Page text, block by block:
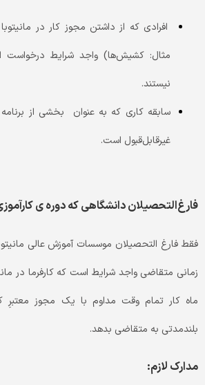
افرادی که از داشتن مجوز کار در
مثال: کشیش‌ها) واجد شرایط درخواست
نیستند.
سابقه کاری که به عنوان بخشی از
غیرقابل‌قبول است.
فارغ‌التحصیلان دانشگاهی که دوره ی
فقط فارغ التحصیلان موسسات آموزش عالی
زمانی متقاضی واجد شرایط است که کارفرما در
ماه کار تمام وقت مداوم با یک مجوز معتبرِ
بلند‌مدتی به متقاضی بدهد.
مدارک لازم: